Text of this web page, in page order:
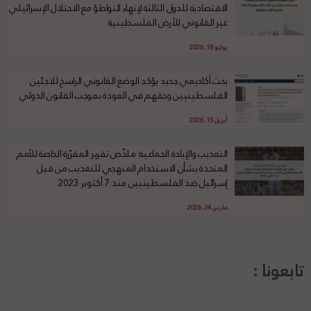
الاقتصادية للدول الثالثة لإنهاء التواطؤ مع الاحتلال الإسرائيلي
غير القانوني للأرض الفلسطينية
يوليو 18, 2026
بحث أكاديمي جديد يؤكد الوضع القانوني الراسخ للاجئين
الفلسطينيين وحقهم في العودة بموجب القانون الدولي
أبريل 15, 2026
التعذيب والإبادة الجماعية: ملخّص تقرير المقرّرة الخاصة للأمم
المتحدة بشأن الاستخدام المنهجي للتعذيب من قبل
إسرائيل ضد الفلسطينيين منذ 7 أكتوبر 2023
مارس 24, 2026
تابعونا :